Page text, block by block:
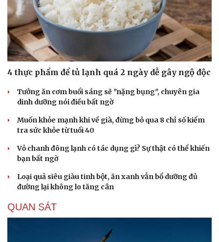
4 thực phẩm để tủ lạnh quá 2 ngày dễ gây ngộ độc
Tưởng ăn cơm buổi sáng sẽ "nặng bụng", chuyên gia
dinh dưỡng nói điều bất ngờ
Muốn khỏe mạnh khi về già, đừng bỏ qua 8 chỉ số kiểm
tra sức khỏe từ tuổi 40
Vỏ chanh đông lạnh có tác dụng gì? Sự thật có thể khiến
bạn bất ngờ
Loại quả siêu giàu tinh bột, ăn xanh vẫn bổ dưỡng đủ
đường lại không lo tăng cân
QUAN SÁT